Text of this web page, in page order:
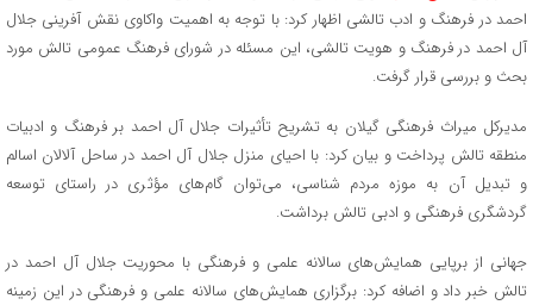
احمد در فرهنگ و ادب تالشی اظهار کرد: با توجه به اهمیت واکاوی نقش آفرینی جلال
آل احمد در فرهنگ و هویت تالشی، این مسئله در شورای فرهنگ عمومی تالش مورد
بحث و بررسی قرار گرفت.
مدیرکل میراث فرهنگی گیلان به تشریح تأثیرات جلال آل احمد بر فرهنگ و ادبیات
منطقه تالش پرداخت و بیان کرد: با احیای منزل جلال آل احمد در ساحل آلالان اسالم
و تبدیل آن به موزه مردم شناسی، می‌توان گام‌های مؤثری در راستای توسعه
گردشگری فرهنگی و ادبی تالش برداشت.
جهانی از برپایی همایش‌های سالانه علمی و فرهنگی با محوریت جلال آل احمد در
تالش خبر داد و اضافه کرد: برگزاری همایش‌های سالانه علمی و فرهنگی در این زمینه